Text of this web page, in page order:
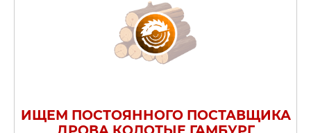
ИЩЕМ ПОСТОЯННОГО ПОСТАВЩИКА